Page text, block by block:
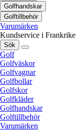
Golfhandskar
Golftillbehör
Varumärken
Kundservice i Frankrike
Sök
Golf
Golfväskor
Golfvagnar
Golfbollar
Golfskor
Golfkläder
Golfhandskar
Golftillbehör
Varumärken